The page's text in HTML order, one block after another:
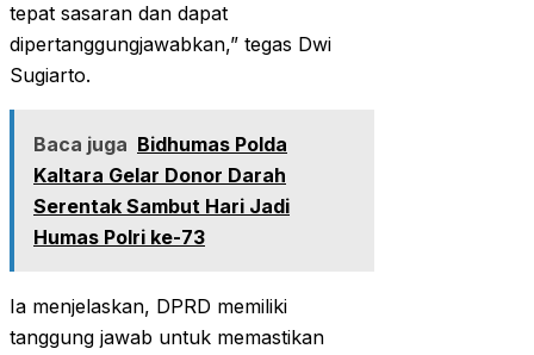
tepat sasaran dan dapat
dipertanggungjawabkan,” tegas Dwi
Sugiarto.
Baca juga Bidhumas Polda
Kaltara Gelar Donor Darah
Serentak Sambut Hari Jadi
Humas Polri ke-73
Ia menjelaskan, DPRD memiliki
tanggung jawab untuk memastikan